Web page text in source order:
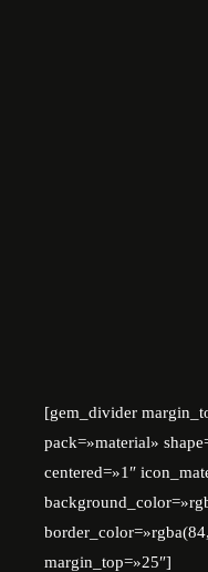
[gem_divider
pack=»material»
centered=»1″
margin_top=»25″]